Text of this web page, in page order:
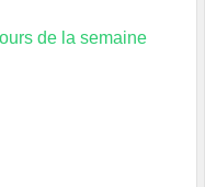
de la semaine